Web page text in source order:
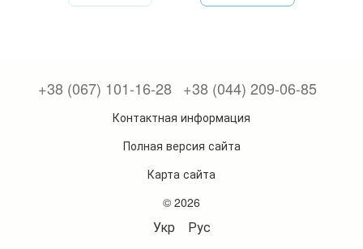
+38 (067) 101-16-28 +38 (044) 209-06-85
Контактная информация
Полная версия сайта
Карта сайта
© 2026
Укр Рус